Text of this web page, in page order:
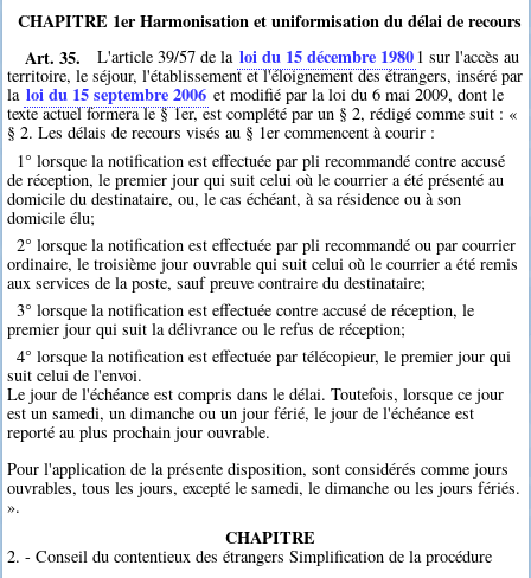
CHAPITRE 1er Harmonisation et uniformisation du délai de recours
Art. 35.
L'article 39/57 de la loi du 15 décembre 1980 1 sur l'accès au
territoire, le séjour, l'établissement et l'éloignement des étrangers, inséré par
la loi du 15 septembre 2006 et modifié par la loi du 6 mai 2009, dont le
texte actuel formera le § 1er, est complété par un § 2, rédigé comme suit : «
§ 2. Les délais de recours visés au § 1er commencent à courir :
1° lorsque la notification est effectuée par pli recommandé contre accusé
de réception, le premier jour qui suit celui où le courrier a été présenté au
domicile du destinataire, ou, le cas échéant, à sa résidence ou à son
domicile élu;
2° lorsque la notification est effectuée par pli recommandé ou par courrier
ordinaire, le troisième jour ouvrable qui suit celui où le courrier a été remis
aux services de la poste, sauf preuve contraire du destinataire;
3° lorsque la notification est effectuée contre accusé de réception, le
premier jour qui suit la délivrance ou le refus de réception;
4° lorsque la notification est effectuée par télécopieur, le premier jour qui
suit celui de l'envoi.
Le jour de l'échéance est compris dans le délai. Toutefois, lorsque ce jour
est un samedi, un dimanche ou un jour férié, le jour de l'échéance est
reporté au plus prochain jour ouvrable.
Pour l'application de la présente disposition, sont considérés comme jours
ouvrables, tous les jours, excepté le samedi, le dimanche ou les jours fériés.
».
CHAPITRE
2. - Conseil du contentieux des étrangers Simplification de la procédure